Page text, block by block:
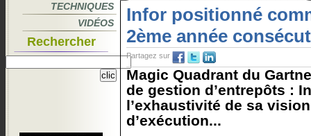
TECHNIQUES
VIDÉOS
Rechercher
Infor positionné
2ème année
Partagez sur
Magic Quadrant du
de gestion d’entrepôts :
l’exhaustivité de sa
d’exécution...